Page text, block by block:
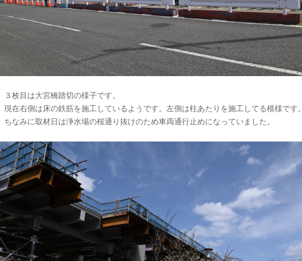
３枚目は大宮橋踏切の様子です。
現在右側は床の鉄筋を施工しているようです。左側は柱あたりを施工してる模様です。
ちなみに取材日は浄水場の桜通り抜けのため車両通行止めになっていました。